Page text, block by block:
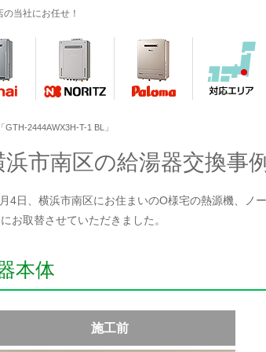
当社にお任せ！
2444AWX3H-T-1 BL」
浜市南区の給湯器交換事
4日、横浜市南区にお住まいのO様宅の熱源機、ノ
お取替させていただきました。
本体
施工前